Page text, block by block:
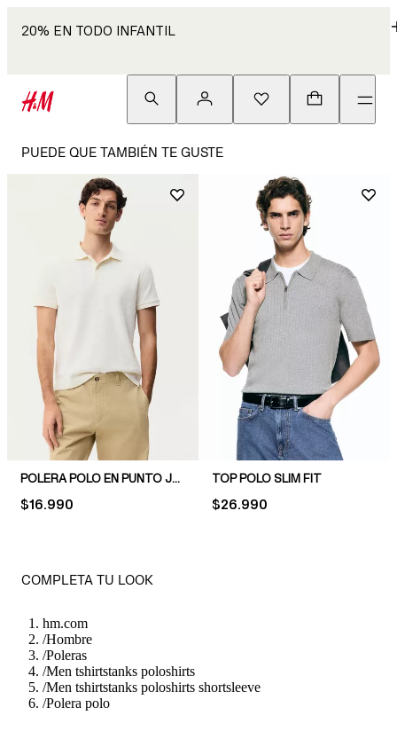
20% EN TODO INFANTIL
PUEDE QUE TAMBIÉN TE GUSTE
POLERA POLO EN PUNTO JACQUARD SLIM FIT
PRICE:
$16.990
TOP POLO SLIM FIT
PRICE:
$26.990
COMPLETA TU LOOK
hm.com
/Hombre
/Poleras
/Men tshirtstanks poloshirts
/Men tshirtstanks poloshirts shortsleeve
/Polera polo